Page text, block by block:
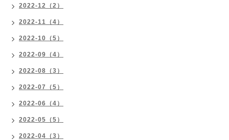
2022-12（2）
2022-11（4）
2022-10（5）
2022-09（4）
2022-08（3）
2022-07（5）
2022-06（4）
2022-05（5）
2022-04（3）